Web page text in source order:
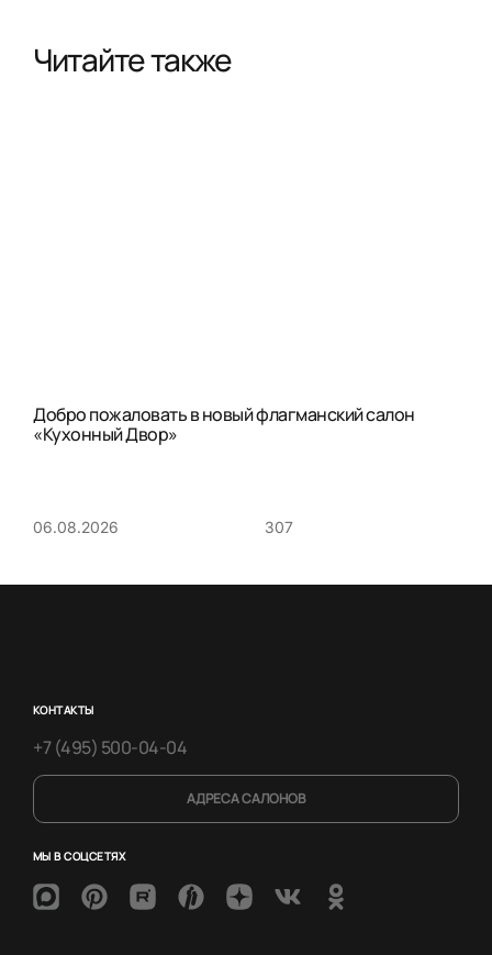
Читайте также
Добро пожаловать в новый флагманский салон
«Кухонный Двор»
06.08.2026 307
КОНТАКТЫ
+7 (495) 500-04-04
АДРЕСА САЛОНОВ
МЫ В СОЦСЕТЯХ